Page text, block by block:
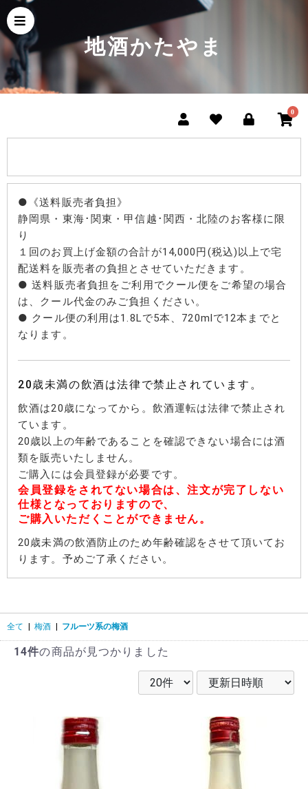
地酒かたやま
0
●《送料販売者負担》
静岡県・東海･関東・甲信越･関西・北陸のお客様に限
り
１回のお買上げ金額の合計が14,000円(税込)以上で宅
配送料を販売者の負担とさせていただきます。
● 送料販売者負担をご利用でクール便をご希望の場合
は、クール代金のみご負担ください。
● クール便の利用は1.8Lで5本、720mlで12本までと
なります。
20歳未満の飲酒は法律で禁止されています。
飲酒は20歳になってから。飲酒運転は法律で禁止され
ています。
20歳以上の年齢であることを確認できない場合には酒
類を販売いたしません。
ご購入には会員登録が必要です。
会員登録をされてない場合は、注文が完了しない
仕様となっておりますので、
ご購入いただくことができません。
20歳未満の飲酒防止のため年齢確認をさせて頂いてお
ります。予めご了承ください。
全て 梅酒 フルーツ系の梅酒
14件の商品が見つかりました